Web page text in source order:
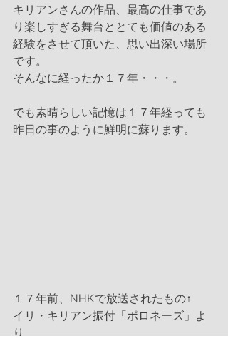
キリアンさんの作品、最高の仕事であ
り楽しすぎる舞台ととても価値のある
経験をさせて頂いた、思い出深い場所
です。
そんなに経ったか１７年・・・。
でも素晴らしい記憶は１７年経っても
昨日の事のように鮮明に蘇ります。
１７年前、NHKで放送されたもの↑
イリ・キリアン振付「ポロネーズ」よ
り